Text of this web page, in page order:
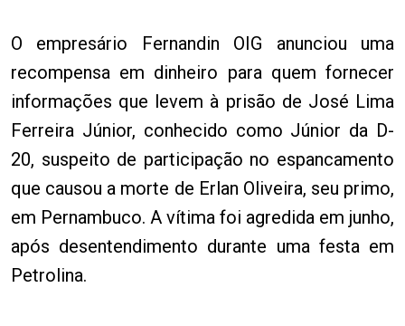
O empresário Fernandin OIG anunciou uma
recompensa em dinheiro para quem fornecer
informações que levem à prisão de José Lima
Ferreira Júnior, conhecido como Júnior da D-
20, suspeito de participação no espancamento
que causou a morte de Erlan Oliveira, seu primo,
em Pernambuco. A vítima foi agredida em junho,
após desentendimento durante uma festa em
Petrolina.